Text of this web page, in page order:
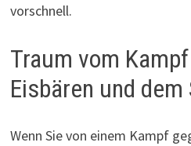
vorschnell.
Traum vom
Eisbären und
Wenn Sie von einem Kampf